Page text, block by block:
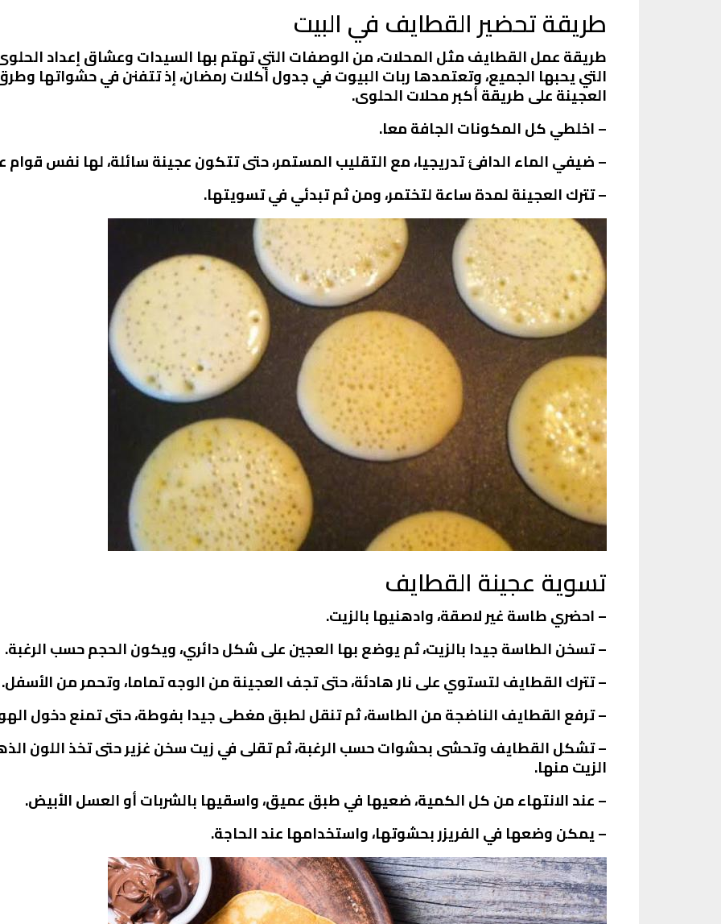
طريقة تحضير القطايف في البيت
طريقة عمل القطايف مثل المحلات، من الوصفات التي تهتم بها السيدات وعشاق إعداد
التي يحبها الجميع، وتعتمدها ربات البيوت في جدول أكلات رمضان، إذ تتفنن في حشواتها
العجينة على طريقة أكبر محلات الحلوى.
– اخلطي كل المكونات الجافة معا.
– ضيفي الماء الدافئ تدريجيا، مع التقليب المستمر، حتى تتكون عجينة سائلة، لها نفس قوام
– تترك العجينة لمدة ساعة لتختمر، ومن ثم تبدئي في تسويتها.
تسوية عجينة القطايف
– احضري طاسة غير لاصقة، وادهنيها بالزيت.
– تسخن الطاسة جيدا بالزيت، ثم يوضع بها العجين على شكل دائري، ويكون الحجم حسب الرغبة.
– تترك القطايف لتستوي على نار هادئة، حتى تجف العجينة من الوجه تماما، وتحمر من الأسفل.
– ترفع القطايف الناضجة من الطاسة، ثم تنقل لطبق مغطى جيدا بفوطة، حتى تمنع دخول
– تشكل القطايف وتحشى بحشوات حسب الرغبة، ثم تقلى في زيت سخن غزير حتى تخذ اللون
الزيت منها.
– عند الانتهاء من كل الكمية، ضعيها في طبق عميق، واسقيها بالشربات أو العسل الأبيض.
– يمكن وضعها في الفريزر بحشوتها، واستخدامها عند الحاجة.